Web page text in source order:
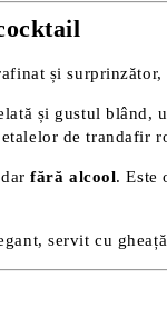
și
și gustul blând,
de trandafir
darfără alcool. Este
servit cu